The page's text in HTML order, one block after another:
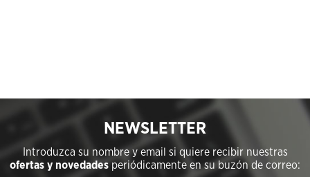
NEWSLETTER
Introduzca su nombre y email si quiere recibir nuestras
ofertas y novedadesperiódicamente en su buzón de correo: